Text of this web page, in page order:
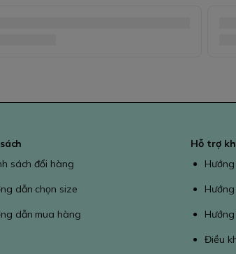
sách đổi hàng
dẫn chọn size
dẫn mua hàng
Hỗ trợ
Điều